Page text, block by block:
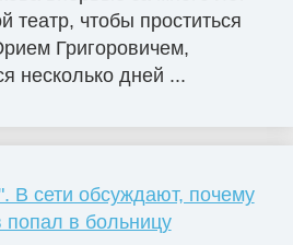
театр, чтобы проститься
Григоровичем,
несколько дней ...
В сети обсуждают, почему
в больницу